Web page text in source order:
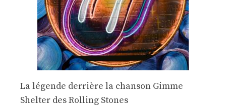
La légende derrière la chanson Gimme
Shelter des Rolling Stones